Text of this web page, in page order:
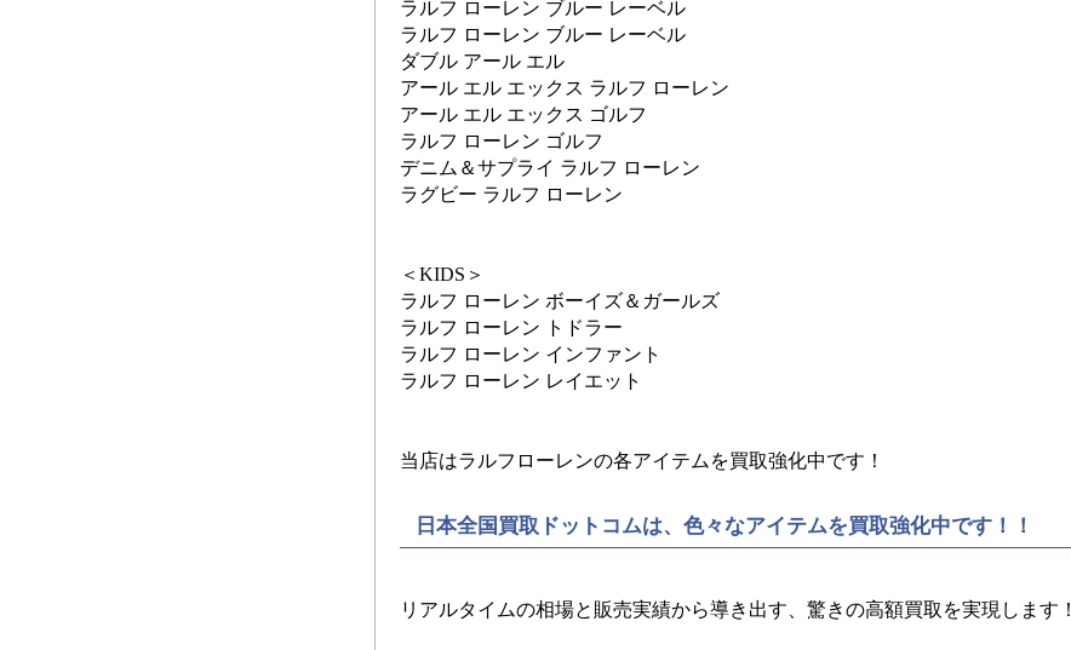
ラルフ ローレン ブルー レーベル
ラルフ ローレン ブルー レーベル
ダブル アール エル
アール エル エックス ラルフ ローレン
アール エル エックス ゴルフ
ラルフ ローレン ゴルフ
デニム＆サプライ ラルフ ローレン
ラグビー ラルフ ローレン
＜KIDS＞
ラルフ ローレン ボーイズ＆ガールズ
ラルフ ローレン トドラー
ラルフ ローレン インファント
ラルフ ローレン レイエット
当店はラルフローレンの各アイテムを買取強化中です！
日本全国買取ドットコムは、色々なアイテムを買取強化中です！！
リアルタイムの相場と販売実績から導き出す、驚きの高額買取を実現します！